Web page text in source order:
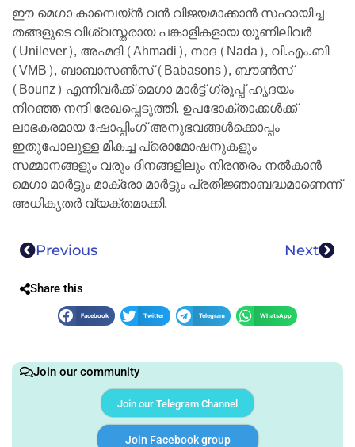
ഈ മെഗാ കാമ്പെയ്ൻ വൻ വിജയമാക്കാൻ സഹായിച്ച
തങ്ങളുടെ വിശ്വസ്തരായ പങ്കാളികളായ യൂണിലിവർ
(Unilever), അഹ്മദി (Ahmadi), നാദ (Nada), വി.എം.ബി
(VMB), ബാബാസൺസ് (Babasons), ബൗൺസ്
(Bounz) എന്നിവർക്ക് മെഗാ മാർട്ട് ഗ്രൂപ്പ് ഹൃദയം
നിറഞ്ഞ നന്ദി രേഖപ്പെടുത്തി. ഉപഭോക്താക്കൾക്ക്
ലാഭകരമായ ഷോപ്പിംഗ് അനുഭവങ്ങൾക്കൊപ്പം
ഇതുപോലുള്ള മികച്ച പ്രൊമോഷനുകളും
സമ്മാനങ്ങളും വരും ദിനങ്ങളിലും നിരന്തരം നൽകാൻ
മെഗാ മാർട്ടും മാക്രോ മാർട്ടും പ്രതിജ്ഞാബദ്ധമാണെന്ന്
അധികൃതർ വ്യക്തമാക്കി.
Previous Next
Share this
Facebook Twitter Telegram WhatsApp
Join our community
Join our Telegram Channel
Join Facebook group